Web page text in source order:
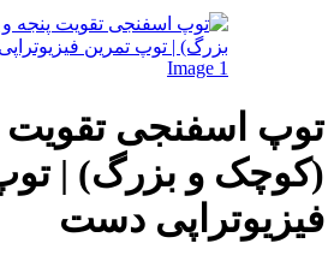
توپ اسفنجی تقویت
(کوچک و بزرگ) |
فیزیوتراپی دست